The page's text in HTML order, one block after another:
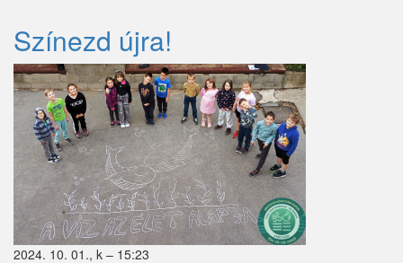
Színezd újra!
2024. 10. 01., k – 15:23